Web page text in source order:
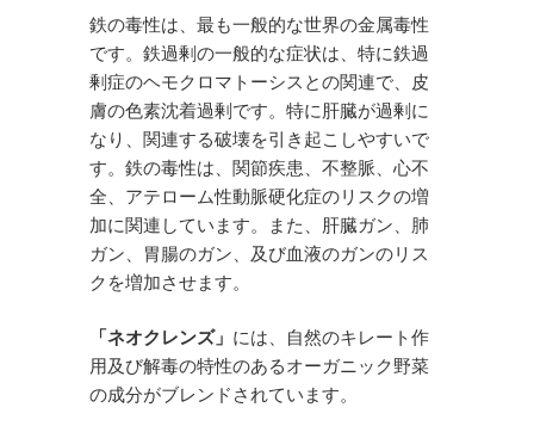
鉄の毒性は、最も一般的な世界の金属毒性
です。鉄過剰の一般的な症状は、特に鉄過
剰症のヘモクロマトーシスとの関連で、皮
膚の色素沈着過剰です。特に肝臓が過剰に
なり、関連する破壊を引き起こしやすいで
す。鉄の毒性は、関節疾患、不整脈、心不
全、アテローム性動脈硬化症のリスクの増
加に関連しています。また、肝臓ガン、肺
ガン、胃腸のガン、及び血液のガンのリス
クを増加させます。
「ネオクレンズ」 には、自然のキレート作
用及び解毒の特性のあるオーガニック野菜
の成分がブレンドされています。